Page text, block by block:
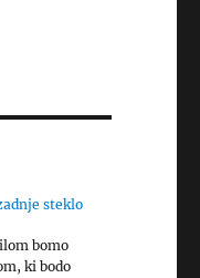
steklo
bomo
ki bodo